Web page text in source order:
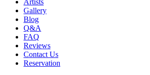
Artists
Gallery
Blog
Q&A
FAQ
Reviews
Contact Us
Reservation